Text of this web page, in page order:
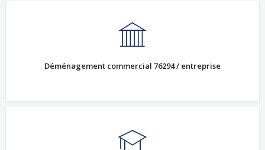
Déménagement commercial 76294 / entreprise